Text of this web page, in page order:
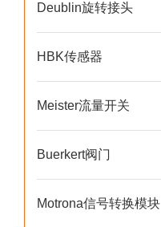
Deublin旋转接头
HBK传感器
Meister流量开关
Buerkert阀门
Motrona信号转换模块